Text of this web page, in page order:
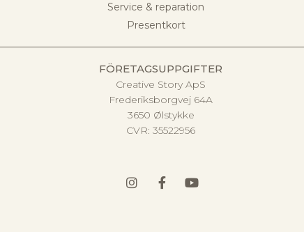
Service & reparation
Presentkort
FÖRETAGSUPPGIFTER
Creative Story ApS
Frederiksborgvej 64A
3650 Ølstykke
CVR: 35522956